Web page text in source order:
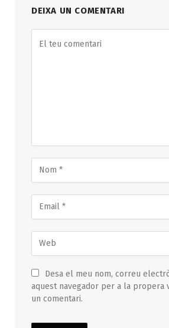
DEIXA UN COMENTARI
Desa el meu nom, correu
aquest navegador per a la propera
un comentari.